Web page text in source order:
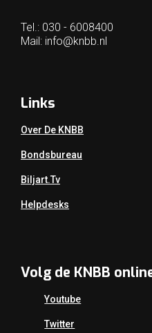
Tel.: 030 - 6008400
Mail: info@knbb.nl
Links
Over De KNBB
Bondsbureau
Biljart.tv
Helpdesks
Volg de KNBB
Youtube
Twitter